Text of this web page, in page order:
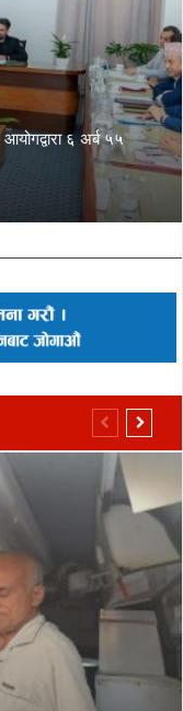
६ अर्ब ५५